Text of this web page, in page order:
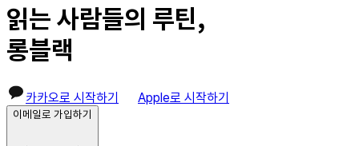
읽는 사람들의 루틴,
롱블랙
카카오로 시작하기 Apple로 시작하기
이메일로 가입하기